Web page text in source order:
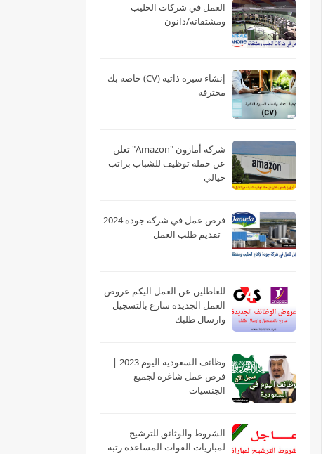
العمل في شركات الحليب
ومشتقاته/دانون
إنشاء سيرة ذاتية (CV) خاصة بك
محترفة
شركة أمازون "Amazon" تعلن
عن حملة توظيف للشباب براتب
خيالي
فرص عمل في شركة جودة 2024
- تقديم طلب العمل
للعاطلين عن العمل اليكم عروض
العمل الجديدة سارع بالتسجيل
وارسال طلبك
وظائف السعودية اليوم 2023 |
فرص عمل شاغرة لجميع
الجنسيات
الشروط والوثائق للترشيح
لمباريات القوات المساعدة رتبة